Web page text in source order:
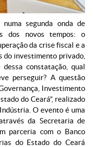
segunda onda de
dos novos tempos: o
da crise fiscal e a
do investimento privado,
constatação, qual
perseguir? A questão
Investimento
do Ceará”, realizado
O evento é uma
da Secretaria de
parceria com o Banco
do Estado do Ceará